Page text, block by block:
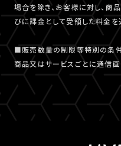
場合を除き、お客様に対し、
びに課金として受領した料金を
■販売数量の制限等特別の条
商品又はサービスごとに通信画